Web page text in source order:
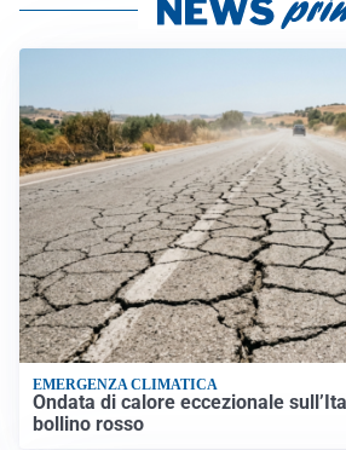
EMERGENZA CLIMATICA
Ondata di calore eccezionale
bollino rosso